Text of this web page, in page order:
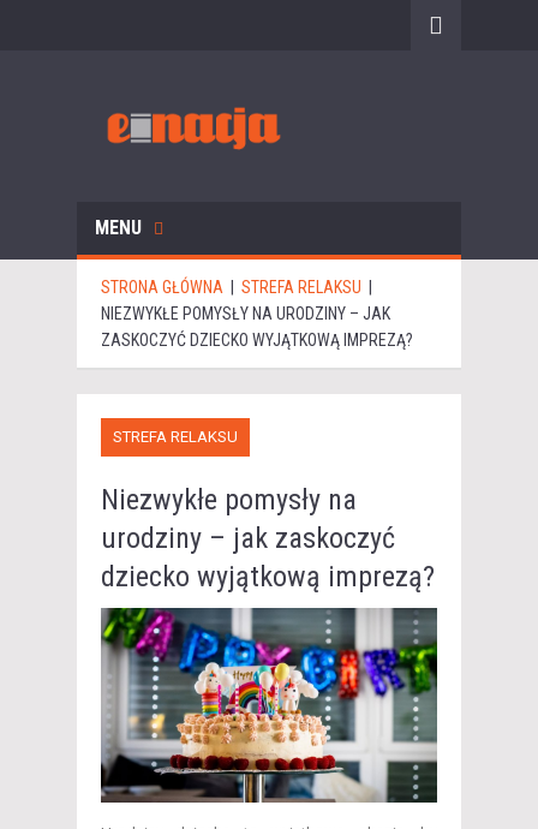
MENU
STRONA GŁÓWNA STREFA RELAKSU
NIEZWYKŁE POMYSŁY NA URODZINY – JAK
ZASKOCZYĆ DZIECKO WYJĄTKOWĄ IMPREZĄ?
STREFA RELAKSU
Niezwykłe pomysły na
urodziny – jak zaskoczyć
dziecko wyjątkową imprezą?